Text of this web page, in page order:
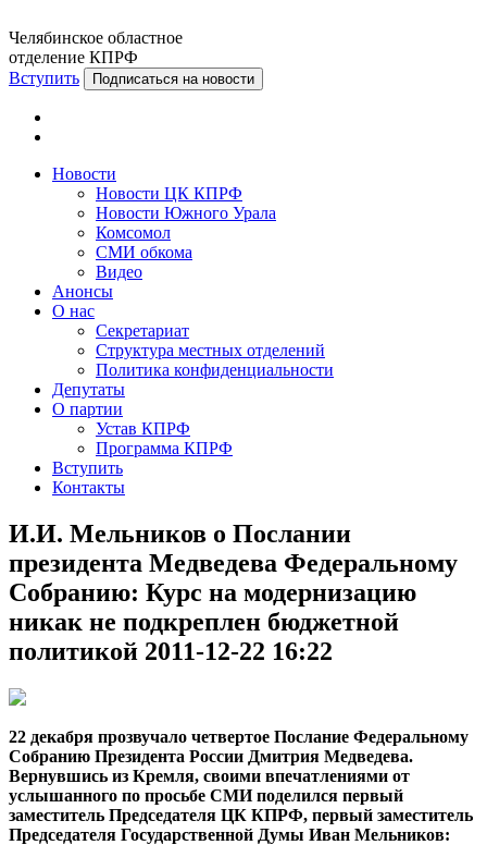
Челябинское областное
отделение КПРФ
Вступить
Подписаться на новости
Новости
Новости ЦК КПРФ
Новости Южного Урала
Комсомол
СМИ обкома
Видео
Анонсы
О нас
Секретариат
Структура местных отделений
Политика конфиденциальности
Депутаты
О партии
Устав КПРФ
Программа КПРФ
Вступить
Контакты
И.И. Мельников о Послании
президента Медведева Федеральному
Собранию: Курс на модернизацию
никак не подкреплен бюджетной
политикой 2011-12-22 16:22
22 декабря прозвучало четвертое Послание Федеральному
Собранию Президента России Дмитрия Медведева.
Вернувшись из Кремля, своими впечатлениями от
услышанного по просьбе СМИ поделился первый
заместитель Председателя ЦК КПРФ, первый заместитель
Председателя Государственной Думы Иван Мельников: